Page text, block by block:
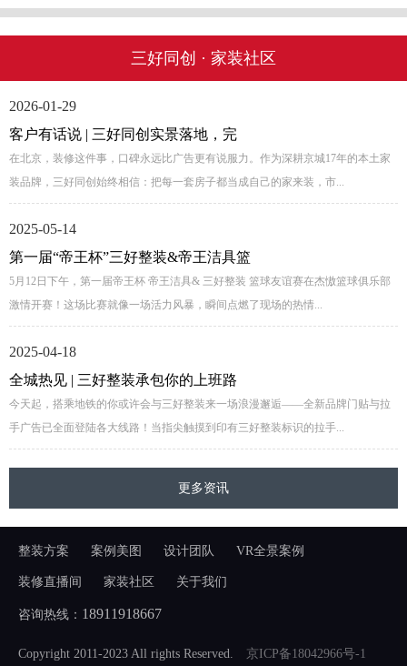
三好同创 · 家装社区
2026-01-29
客户有话说 | 三好同创实景落地，完
在北京，装修这件事，口碑永远比广告更有说服力。作为深耕京城17年的本土家
装品牌，三好同创始终相信：把每一套房子都当成自己的家来装，市...
2025-05-14
第一届“帝王杯”三好整装&帝王洁具篮
5月12日下午，第一届帝王杯 帝王洁具& 三好整装 篮球友谊赛在杰慠篮球俱乐部
激情开赛！这场比赛就像一场活力风暴，瞬间点燃了现场的热情...
2025-04-18
全城热见 | 三好整装承包你的上班路
今天起，搭乘地铁的你或许会与三好整装来一场浪漫邂逅——全新品牌门贴与拉
手广告已全面登陆各大线路！当指尖触摸到印有三好整装标识的拉手...
更多资讯
整装方案 案例美图 设计团队 VR全景案例
装修直播间 家装社区 关于我们
咨询热线： 18911918667
Copyright 2011-2023 All rights Reserved. 京ICP备18042966号-1